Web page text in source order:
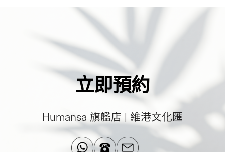
立即預約
Humansa 旗艦店 | 維港文化匯